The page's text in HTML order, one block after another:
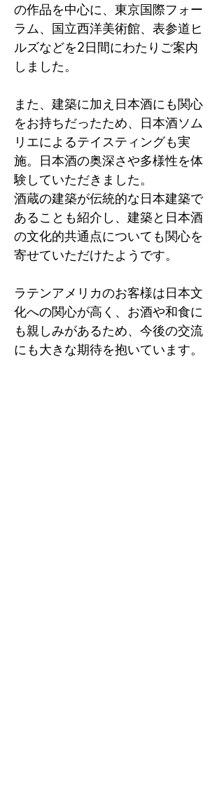
の作品を中心に、東京国際フォー
ラム、国立西洋美術館、表参道ヒ
ルズなどを2日間にわたりご案内
しました。
また、建築に加え日本酒にも関心
をお持ちだったため、日本酒ソム
リエによるテイスティングも実
施。日本酒の奥深さや多様性を体
験していただきました。
酒蔵の建築が伝統的な日本建築で
あることも紹介し、建築と日本酒
の文化的共通点についても関心を
寄せていただけたようです。
ラテンアメリカのお客様は日本文
化への関心が高く、お酒や和食に
も親しみがあるため、今後の交流
にも大きな期待を抱いています。